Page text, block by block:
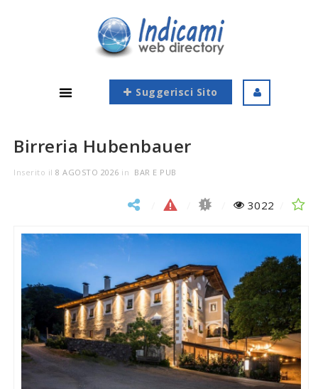
Suggerisci Sito
Birreria Hubenbauer
Inserito il 8 AGOSTO 2026 in BAR E PUB
3022